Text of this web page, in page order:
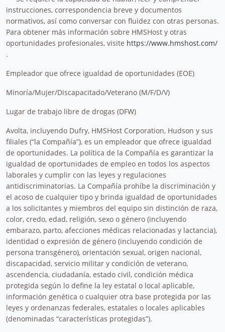
instrucciones, correspondencia breve y documentos
normativos, así como conversar con fluidez con otras personas.
Para obtener más información sobre HMSHost y otras
oportunidades profesionales, visite https://www.hmshost.com/
.
Empleador que ofrece igualdad de oportunidades (EOE)
Minoría/Mujer/Discapacitado/Veterano (M/F/D/V)
Lugar de trabajo libre de drogas (DFW)
Avolta, incluyendo Dufry, HMSHost Corporation, Hudson y sus
filiales (“la Compañía”), es un empleador que ofrece igualdad
de oportunidades. La política de la Compañía es garantizar la
igualdad de oportunidades de empleo en todos los aspectos
laborales y cumplir con las leyes y regulaciones
antidiscriminatorias. La Compañía prohíbe la discriminación y
el acoso de cualquier tipo y brinda igualdad de oportunidades
a los solicitantes y miembros del equipo sin distinción de raza,
color, credo, edad, religión, sexo o género (incluyendo
embarazo, parto, afecciones médicas relacionadas y lactancia),
identidad o expresión de género (incluyendo condición de
persona transgénero), orientación sexual, origen nacional,
discapacidad, servicio militar y condición de veterano,
ascendencia, ciudadanía, estado civil, condición médica
protegida según lo define la ley estatal o local aplicable,
información genética o cualquier otra base protegida por las
leyes y ordenanzas federales, estatales o locales aplicables
(denominadas “características protegidas”).